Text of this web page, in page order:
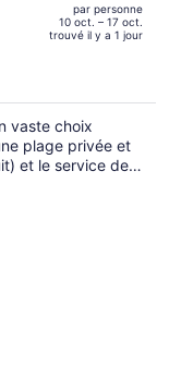
de 4 486 $C,
de 2 564 $C
par
personne.
par personne
10 oct. – 17 oct.
trouvé il y a 1 jour
vaste choix
plage privée et
et le service de